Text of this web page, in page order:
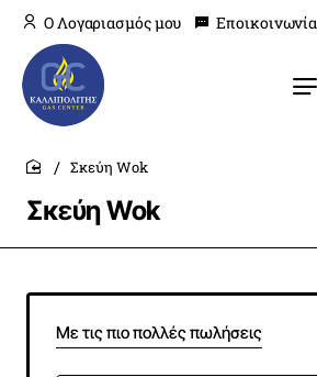
O Λογαριασμός μου Εποικοινωνία
Σκεύη Wok
home
Σκεύη Wok
Με τις πιο πολλές πωλήσεις